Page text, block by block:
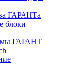
ГАРАНТа
блоки
ГАРАНТ